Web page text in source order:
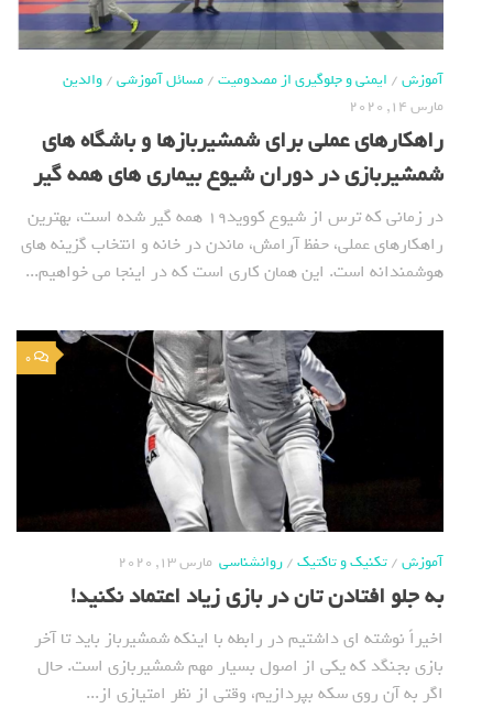
آموزش/ایمنی و جلوگیری از مصدومیت/مسائل آموزشی/والدین
مارس 14, 2020
راهکارهای عملی برای شمشیربازها و باشگاه های
شمشیربازی در دوران شیوع بیماری های همه گیر
در زمانی که ترس از شیوع کووید19 همه گیر شده است، بهترین
راهکارهای عملی، حفظ آرامش، ماندن در خانه و انتخاب گزینه های
هوشمندانه است. این همان کاری است که در اینجا می خواهیم...
0
آموزش/تکنیک و تاکتیک/روانشناسی مارس 13, 2020
به جلو افتادن تان در بازی زیاد اعتماد نکنید!
اخیراً نوشته ای داشتیم در رابطه با اینکه شمشیرباز باید تا آخر
بازی بجنگد که یکی از اصول بسیار مهم شمشیربازی است. حال
اگر به آن روی سکه بپردازیم، وقتی از نظر امتیازی از...